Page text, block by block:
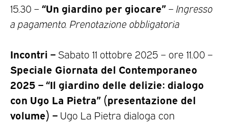
15.30 –“Un giardino per giocare”–Ingresso
a pagamento. Prenotazione obbligatoria
Incontri –Sabato 11 ottobre 2025 – ore 11.00 –
Speciale Giornata del Contemporaneo
2025 – “Il giardino delle delizie: dialogo
con Ugo La Pietra” (presentazione del
volume) – Ugo La Pietra dialoga con